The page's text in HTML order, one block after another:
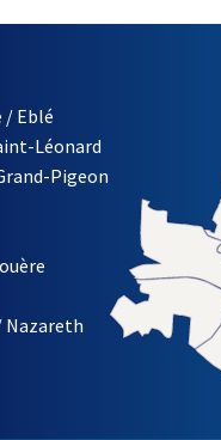
D'INFORMATION
/ Eblé
Léonard
Pigeon
Nazareth